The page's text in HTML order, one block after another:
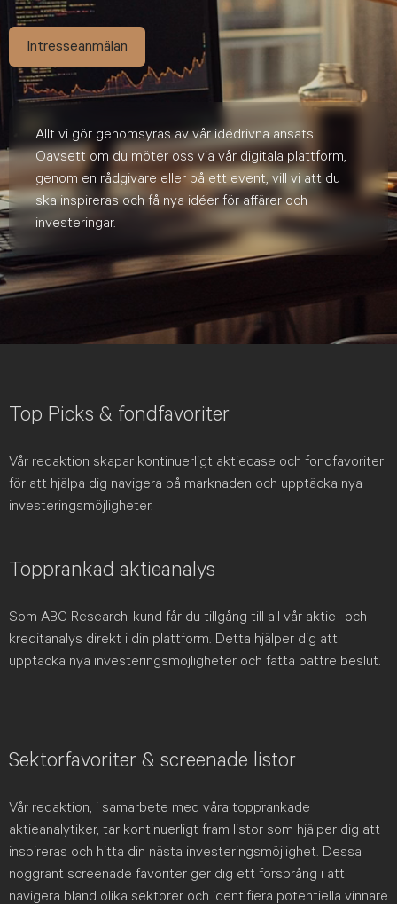
Intresseanmälan
Allt vi gör genomsyras av vår idédrivna ansats.
Oavsett om du möter oss via vår digitala plattform,
genom en rådgivare eller på ett event, vill vi att du
ska inspireras och få nya idéer för affärer och
investeringar.
Top Picks & fondfavoriter
Vår redaktion skapar kontinuerligt aktiecase och fondfavoriter
för att hjälpa dig navigera på marknaden och upptäcka nya
investeringsmöjligheter.
Topprankad aktieanalys
Som ABG Research-kund får du tillgång till all vår aktie- och
kreditanalys direkt i din plattform. Detta hjälper dig att
upptäcka nya investeringsmöjligheter och fatta bättre beslut.
Sektorfavoriter & screenade listor
Vår redaktion, i samarbete med våra topprankade
aktieanalytiker, tar kontinuerligt fram listor som hjälper dig att
inspireras och hitta din nästa investeringsmöjlighet. Dessa
noggrant screenade favoriter ger dig ett försprång i att
navigera bland olika sektorer och identifiera potentiella vinnare